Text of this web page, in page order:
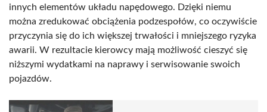
innych elementów układu napędowego. Dzięki niemu
można zredukować obciążenia podzespołów, co oczywiście
przyczynia się do ich większej trwałości i mniejszego ryzyka
awarii. W rezultacie kierowcy mają możliwość cieszyć się
niższymi wydatkami na naprawy i serwisowanie swoich
pojazdów.